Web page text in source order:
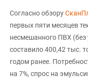
Согласно обзору
первых пяти месяцев
несмешанного ПВХ (без
составило 400,42 тыс.
годом ранее.
на 7%, спрос на